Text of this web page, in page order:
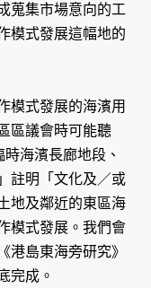
蒐集市場意向的工
模式發展這幅地的
模式發展的海濱用
區議會時可能聽
海濱長廊地段、
註明「文化及／或
地及鄰近的東區海
模式發展。我們會
港島東海旁研究》
完成。